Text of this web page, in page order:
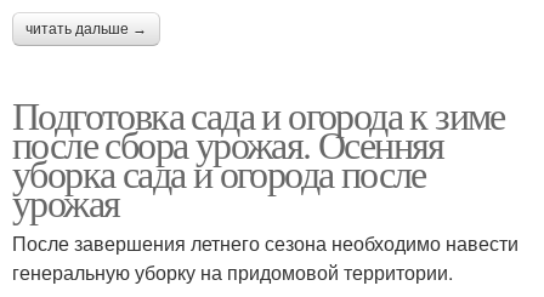
читать дальше →
Подготовка сада и огорода к зиме
после сбора урожая. Осенняя
уборка сада и огорода после
урожая
После завершения летнего сезона необходимо навести
генеральную уборку на придомовой территории.